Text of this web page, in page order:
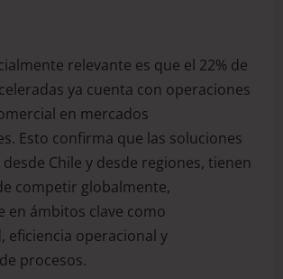
relevante es que el 22% de
ya cuenta con operaciones
en mercados
Esto confirma que las soluciones
Chile y desde regiones, tienen
competir globalmente,
en ámbitos clave como
eficiencia operacional y
procesos.